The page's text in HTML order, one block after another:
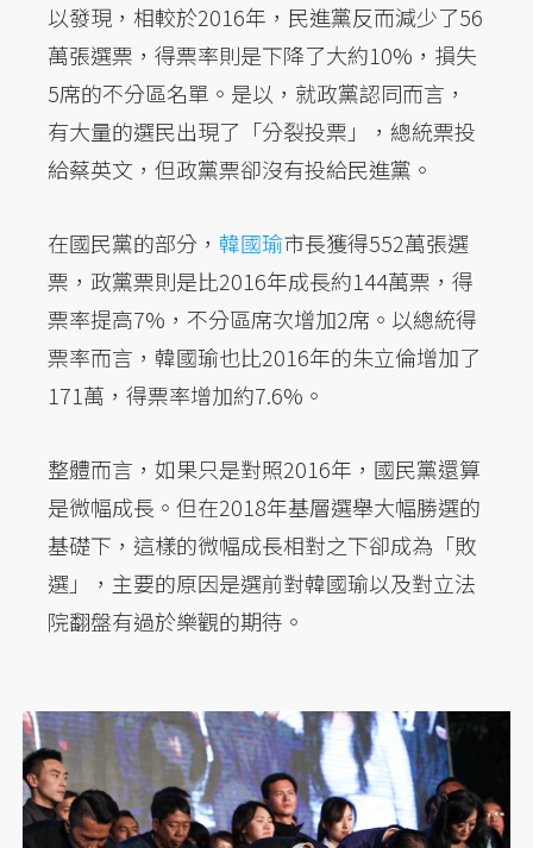
以發現，相較於2016年，民進黨反而減少了56
萬張選票，得票率則是下降了大約10%，損失
5席的不分區名單。是以，就政黨認同而言，
有大量的選民出現了「分裂投票」，總統票投
給蔡英文，但政黨票卻沒有投給民進黨。
在國民黨的部分， 韓國瑜市長獲得552萬張選
票，政黨票則是比2016年成長約144萬票，得
票率提高7%，不分區席次增加2席。以總統得
票率而言，韓國瑜也比2016年的朱立倫增加了
171萬，得票率增加約7.6%。
整體而言，如果只是對照2016年，國民黨還算
是微幅成長。但在2018年基層選舉大幅勝選的
基礎下，這樣的微幅成長相對之下卻成為「敗
選」，主要的原因是選前對韓國瑜以及對立法
院翻盤有過於樂觀的期待。